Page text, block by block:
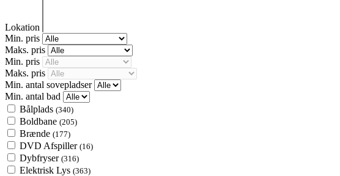
Lokation
Min. pris
Maks. pris
Min. pris
Maks. pris
Min. antal sovepladser
Min. antal bad
Bålplads (340)
Boldbane (205)
Brænde (177)
DVD Afspiller (16)
Dybfryser (316)
Elektrisk Lys (363)